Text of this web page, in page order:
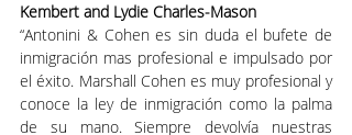
Kembert and Lydie Charles-Mason
“Antonini & Cohen es sin duda el bufete de
inmigración mas profesional e impulsado por
el éxito. Marshall Cohen es muy profesional y
conoce la ley de inmigración como la palma
de su mano. Siempre devolvía nuestras